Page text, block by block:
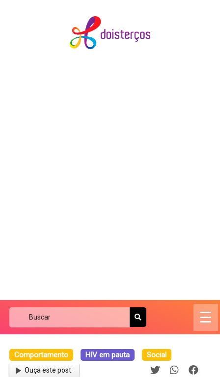
☰
Comportamento HIV em pauta Social
Ouça este post.